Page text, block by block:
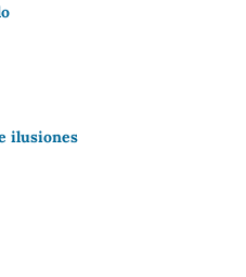
ilusiones